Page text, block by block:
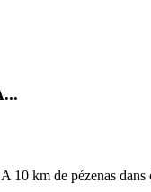
10 km de pézenas